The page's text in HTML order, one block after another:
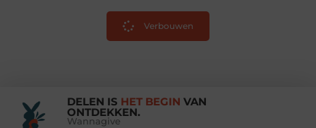
Verbouwen
DELEN IS HET BEGIN VAN
ONTDEKKEN.
Wannagive